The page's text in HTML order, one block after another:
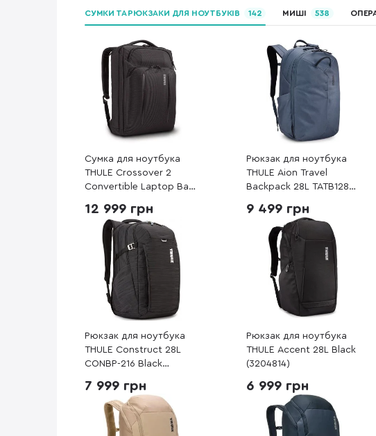
СУМКИ ТА РЮКЗАКИ ДЛЯ НОУТБУКІВ 142 МИШІ 538
Сумка для ноутбука
THULE Crossover 2
Convertible Laptop Bag
(3205262)
12 999 грн
Рюкзак для ноутбука
THULE Aion Travel
Backpack 28L TATB128
9 499 грн
Рюкзак для ноутбука
THULE Construct 28L
CONBP-216 Black
7 999 грн
Рюкзак для ноутбука
THULE Accent 28L Black
(3204814)
6 999 грн